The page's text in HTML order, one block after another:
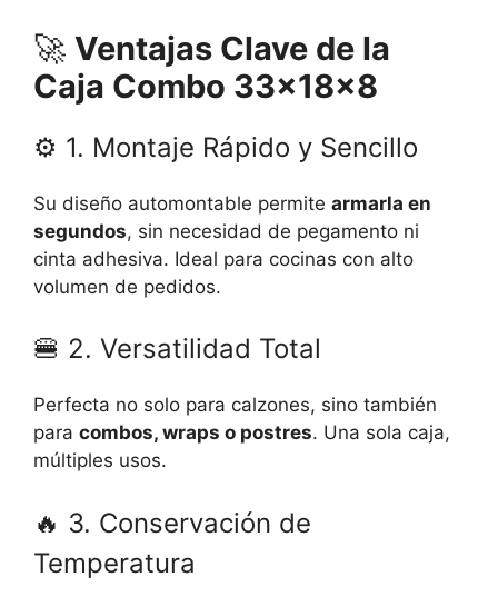
🚀 Ventajas Clave de la
Caja Combo 33x18x8
⚙️ 1. Montaje Rápido y Sencillo
Su diseño automontable permite armarla en
segundos, sin necesidad de pegamento ni
cinta adhesiva. Ideal para cocinas con alto
volumen de pedidos.
🍔 2. Versatilidad Total
Perfecta no solo para calzones, sino también
para combos, wraps o postres. Una sola caja,
múltiples usos.
🔥 3. Conservación de
Temperatura